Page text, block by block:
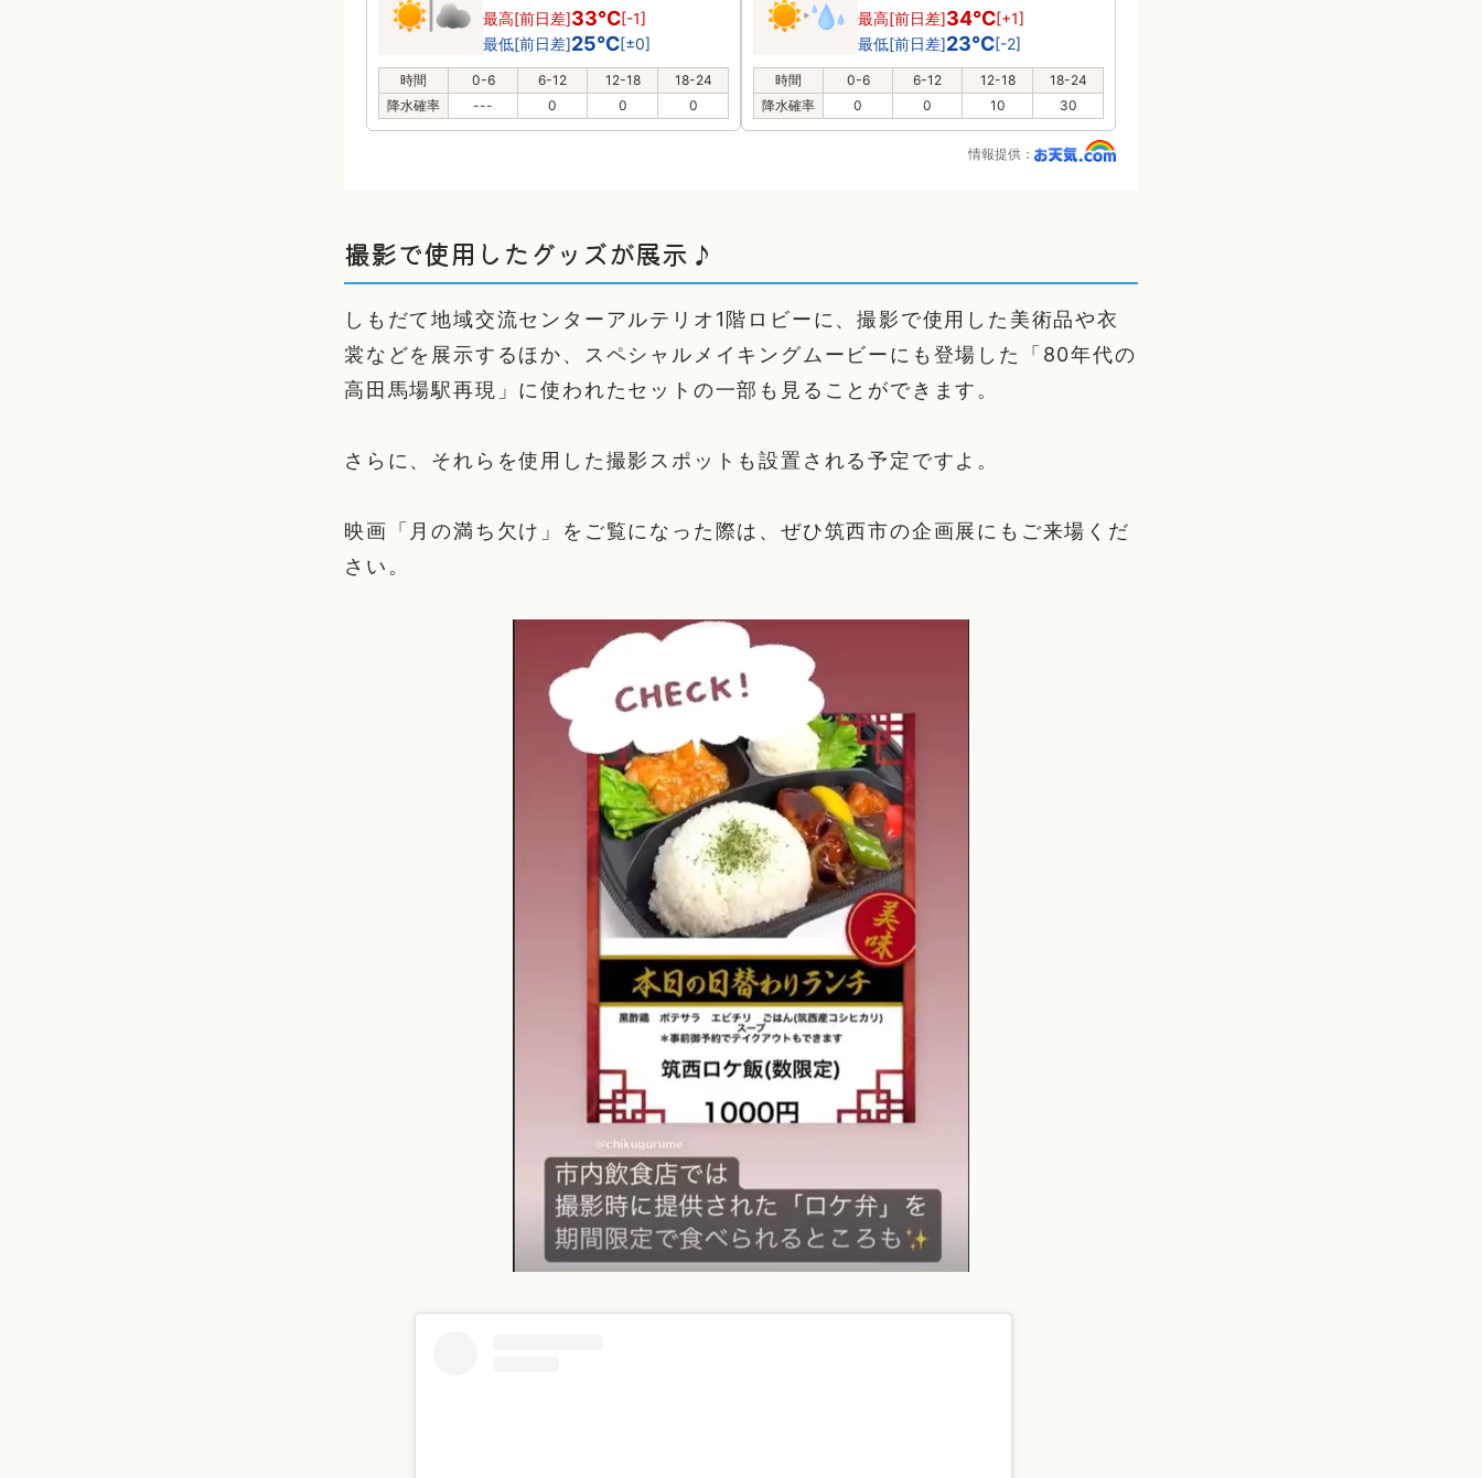
最高[前日差]33℃[-1]
最低[前日差]25℃[±0]
時間 0-6 6-12 12-18
18-24
降水確率
--- 0 0 0
最高[前日差]34℃[+1]
最低[前日差]23℃[-2]
時間 0-6 6-12 12-18
18-24
降水確率
0 0 10 30
情報提供：
撮影で使用したグッズが展示♪
しもだて地域交流センターアルテリオ1階ロビーに、撮影で使用した美術品や衣
裳などを展示するほか、スペシャルメイキングムービーにも登場した「80年代の
高田馬場駅再現」に使われたセットの一部も見ることができます。
さらに、それらを使用した撮影スポットも設置される予定ですよ。
映画「月の満ち欠け」をご覧になった際は、ぜひ筑西市の企画展にもご来場くだ
さい。